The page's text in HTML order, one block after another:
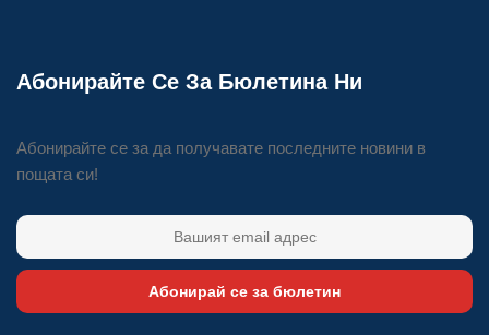
Абонирайте Се За Бюлетина Ни
Абонирайте се за да получавате последните новини в
пощата си!
Абонирай се за бюлетин